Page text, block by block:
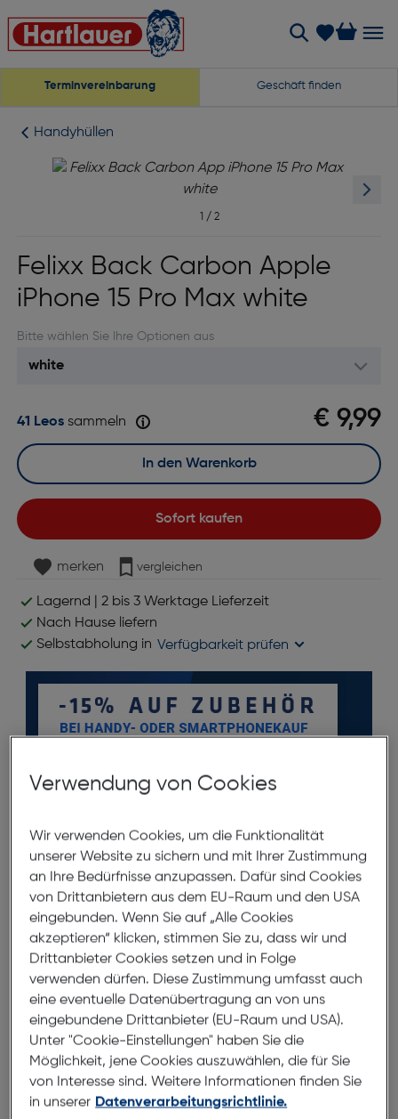
Terminvereinbarung Geschäft finden
Handyhüllen
1 / 2
Felixx Back Carbon Apple
iPhone 15 Pro Max white
Bitte wählen Sie Ihre Optionen aus
€ 9,99
41 Leossammeln
Sofort kaufen
In den Warenkorb
merken vergleichen
Lagernd | 2 bis 3 Werktage Lieferzeit
Nach Hause liefern
Selbstabholung in Verfügbarkeit prüfen
Produktbeschreibung
Felixx Back Carbon Apple iPhone
15 Pro Max white
ArtNr.: 620934232
Carbon Design Case
Mit unserer stylischen Carbon Design Schutzhülle ist
dein Gerät voll im Trend und optimal geschützt.
Hergestellt aus hochwertigen TPU. Bruchfester
flexibler Kantenschutz und zusätzlicher
Kameralinsenschutz bieten besten Schutz vor
Verwendung von Cookies
Wir verwenden Cookies, um die Funktionalität
unserer Website zu sichern und mit Ihrer Zustimmung
an Ihre Bedürfnisse anzupassen. Dafür sind Cookies
von Drittanbietern aus dem EU-Raum und den USA
eingebunden. Wenn Sie auf „Alle Cookies
akzeptieren“ klicken, stimmen Sie zu, dass wir und
Drittanbieter Cookies setzen und in Folge
verwenden dürfen. Diese Zustimmung umfasst auch
eine eventuelle Datenübertragung an von uns
eingebundene Drittanbieter (EU-Raum und USA).
Unter "Cookie-Einstellungen" haben Sie die
Möglichkeit, jene Cookies auszuwählen, die für Sie
von Interesse sind. Weitere Informationen finden Sie
in unserer Datenverarbeitungsrichtlinie.